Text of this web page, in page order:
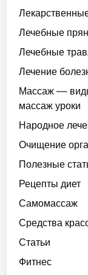
Лечебные
Лечебные
Лечение
Массаж —
массаж уроки
Народное
Очищение
Полезные
Рецепты диет
Самомассаж
Средства
Статьи
Фитнес